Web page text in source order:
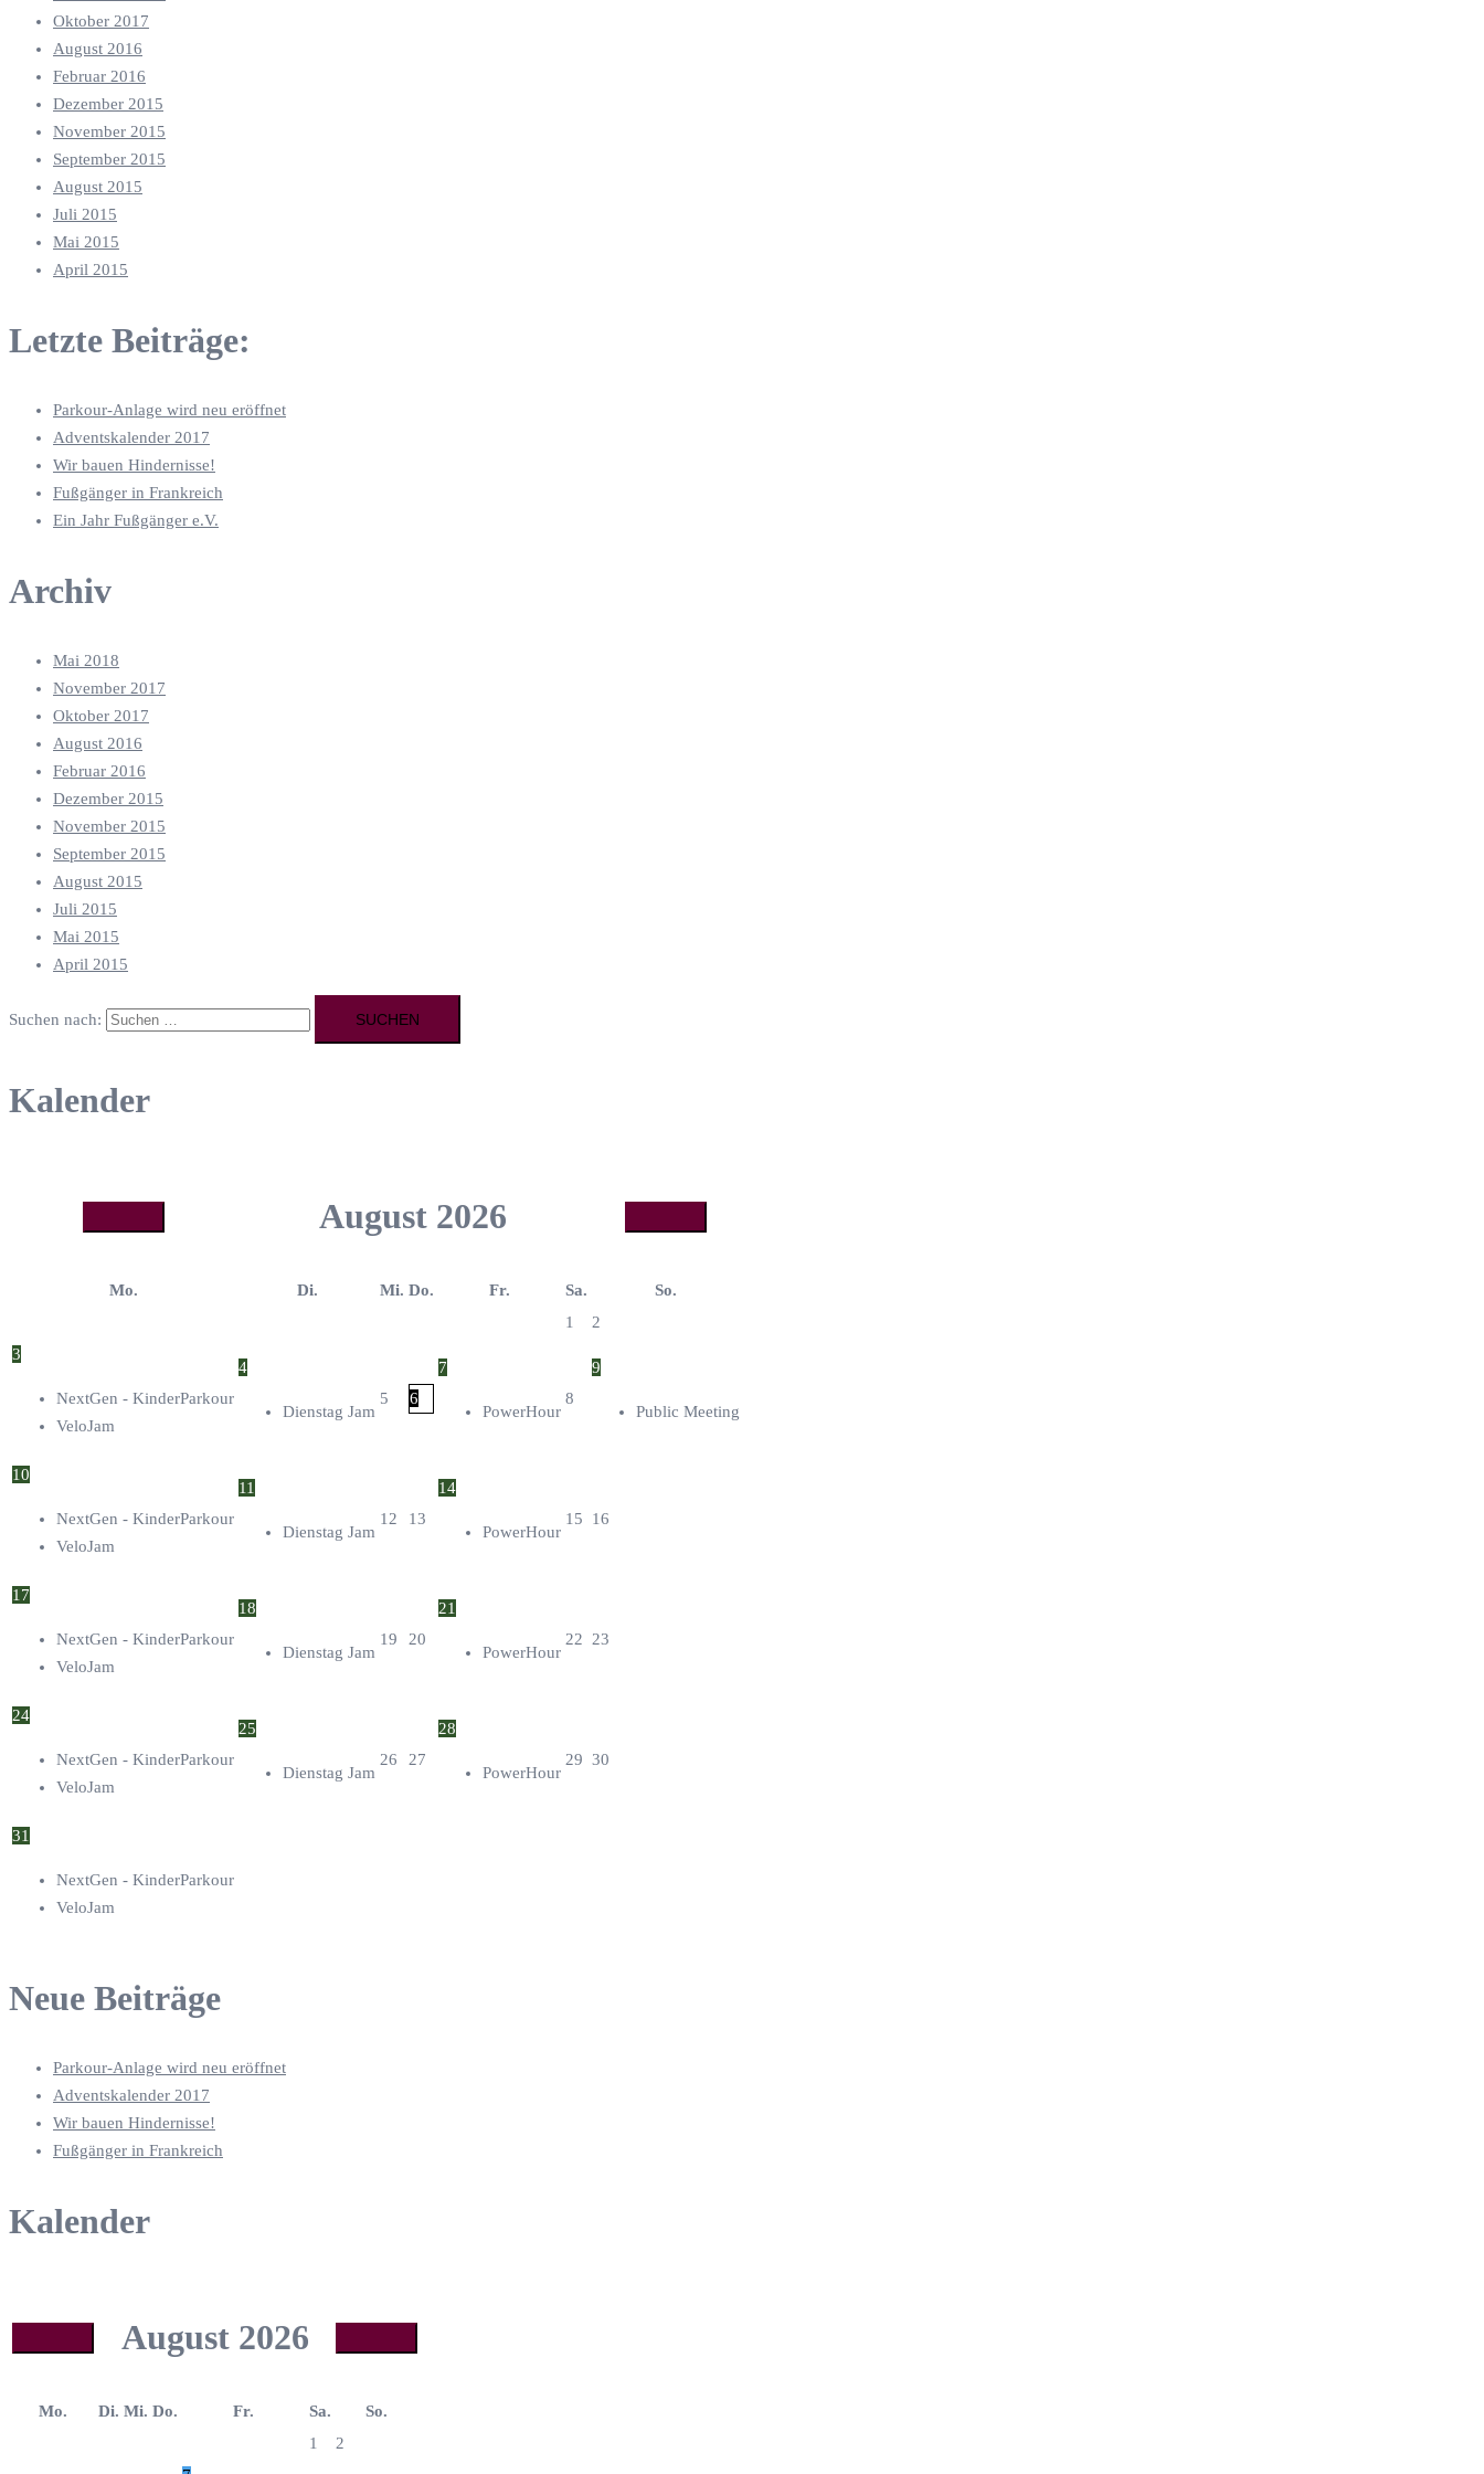
Oktober 2017
August 2016
Februar 2016
Dezember 2015
November 2015
September 2015
August 2015
Juli 2015
Mai 2015
April 2015
Letzte Beiträge:
Parkour-Anlage wird neu eröffnet
Adventskalender 2017
Wir bauen Hindernisse!
Fußgänger in Frankreich
Ein Jahr Fußgänger e.V.
Archiv
Mai 2018
November 2017
Oktober 2017
August 2016
Februar 2016
Dezember 2015
November 2015
September 2015
August 2015
Juli 2015
Mai 2015
April 2015
Suchen nach:
Kalender
August 2026
Mo. Di. Mi. Do. Fr. Sa.
So.
1
2
3
NextGen - KinderParkour
VeloJam
4
Dienstag Jam
5 6
7
PowerHour
8
9
Public Meeting
10
NextGen - KinderParkour
VeloJam
11
Dienstag Jam
12 13
14
PowerHour
15 16
17
NextGen - KinderParkour
VeloJam
18
Dienstag Jam
19 20
21
PowerHour
22 23
24
NextGen - KinderParkour
VeloJam
25
Dienstag Jam
26 27
28
PowerHour
29 30
31
NextGen - KinderParkour
VeloJam
Neue Beiträge
Parkour-Anlage wird neu eröffnet
Adventskalender 2017
Wir bauen Hindernisse!
Fußgänger in Frankreich
Kalender
August 2026
Mo. Di. Mi. Do. Fr. Sa.
So.
1
2